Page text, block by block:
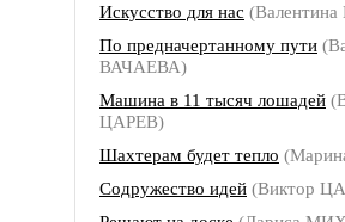
Искусство для нас
По предначертанному пути
ВАЧАЕВА)
Машина в 11 тысяч лошадей
ЦАРЕВ)
Шахтерам будет тепло
Содружество идей (Виктор